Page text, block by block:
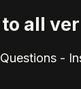
all
-